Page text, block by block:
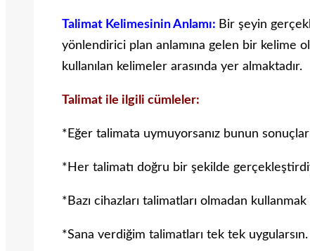
Talimat Kelimesinin Anlamı: Bir şeyin
yönlendirici plan anlamına gelen bir kelime
kullanılan kelimeler arasında yer almaktadır.
Talimat ile ilgili cümleler:
*Eğer talimata uymuyorsanız bunun
*Her talimatı doğru bir şekilde
*Bazı cihazları talimatları olmadan
*Sana verdiğim talimatları tek tek uygularsın.